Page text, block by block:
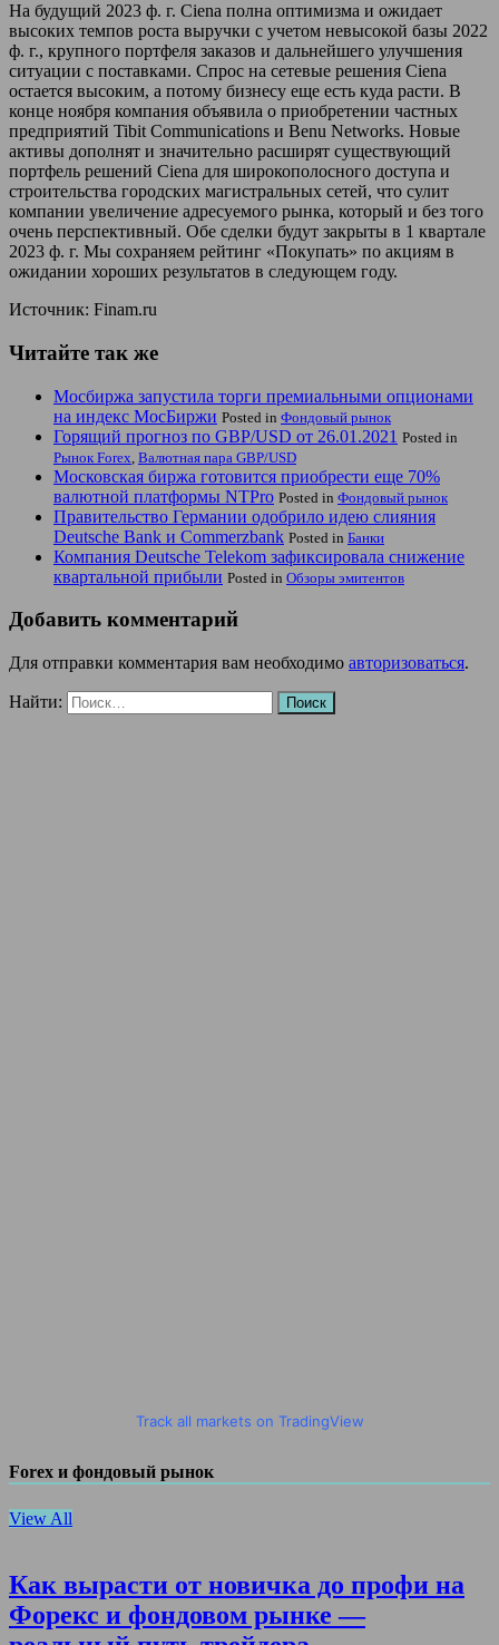
На будущий 2023 ф. г. Ciena полна оптимизма и ожидает
высоких темпов роста выручки с учетом невысокой базы 2022
ф. г., крупного портфеля заказов и дальнейшего улучшения
ситуации с поставками. Спрос на сетевые решения Ciena
остается высоким, а потому бизнесу еще есть куда расти. В
конце ноября компания объявила о приобретении частных
предприятий Tibit Communications и Benu Networks. Новые
активы дополнят и значительно расширят существующий
портфель решений Ciena для широкополосного доступа и
строительства городских магистральных сетей, что сулит
компании увеличение адресуемого рынка, который и без того
очень перспективный. Обе сделки будут закрыты в 1 квартале
2023 ф. г. Мы сохраняем рейтинг «Покупать» по акциям в
ожидании хороших результатов в следующем году.
Источник: Finam.ru
Читайте так же
Мосбиржа запустила торги премиальными опционами
на индекс МосБиржи Posted in Фондовый рынок
Горящий прогноз по GBP/USD от 26.01.2021 Posted in
Рынок Forex Валютная пара GBP/USD
Московская биржа готовится приобрести еще 70%
валютной платформы NTPro Posted in Фондовый рынок
Правительство Германии одобрило идею слияния
Deutsche Bank и Commerzbank Posted in Банки
Компания Deutsche Telekom зафиксировала снижение
квартальной прибыли Posted in Обзоры эмитентов
Добавить комментарий
Для отправки комментария вам необходимо авторизоваться.
Найти:
Track all markets on TradingView
Forex и фондовый рынок
View All
Как вырасти от новичка до профи на
Форекс и фондовом рынке —